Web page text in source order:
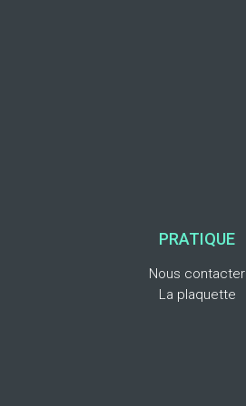
PRATIQUE
Nous contacter
La plaquette